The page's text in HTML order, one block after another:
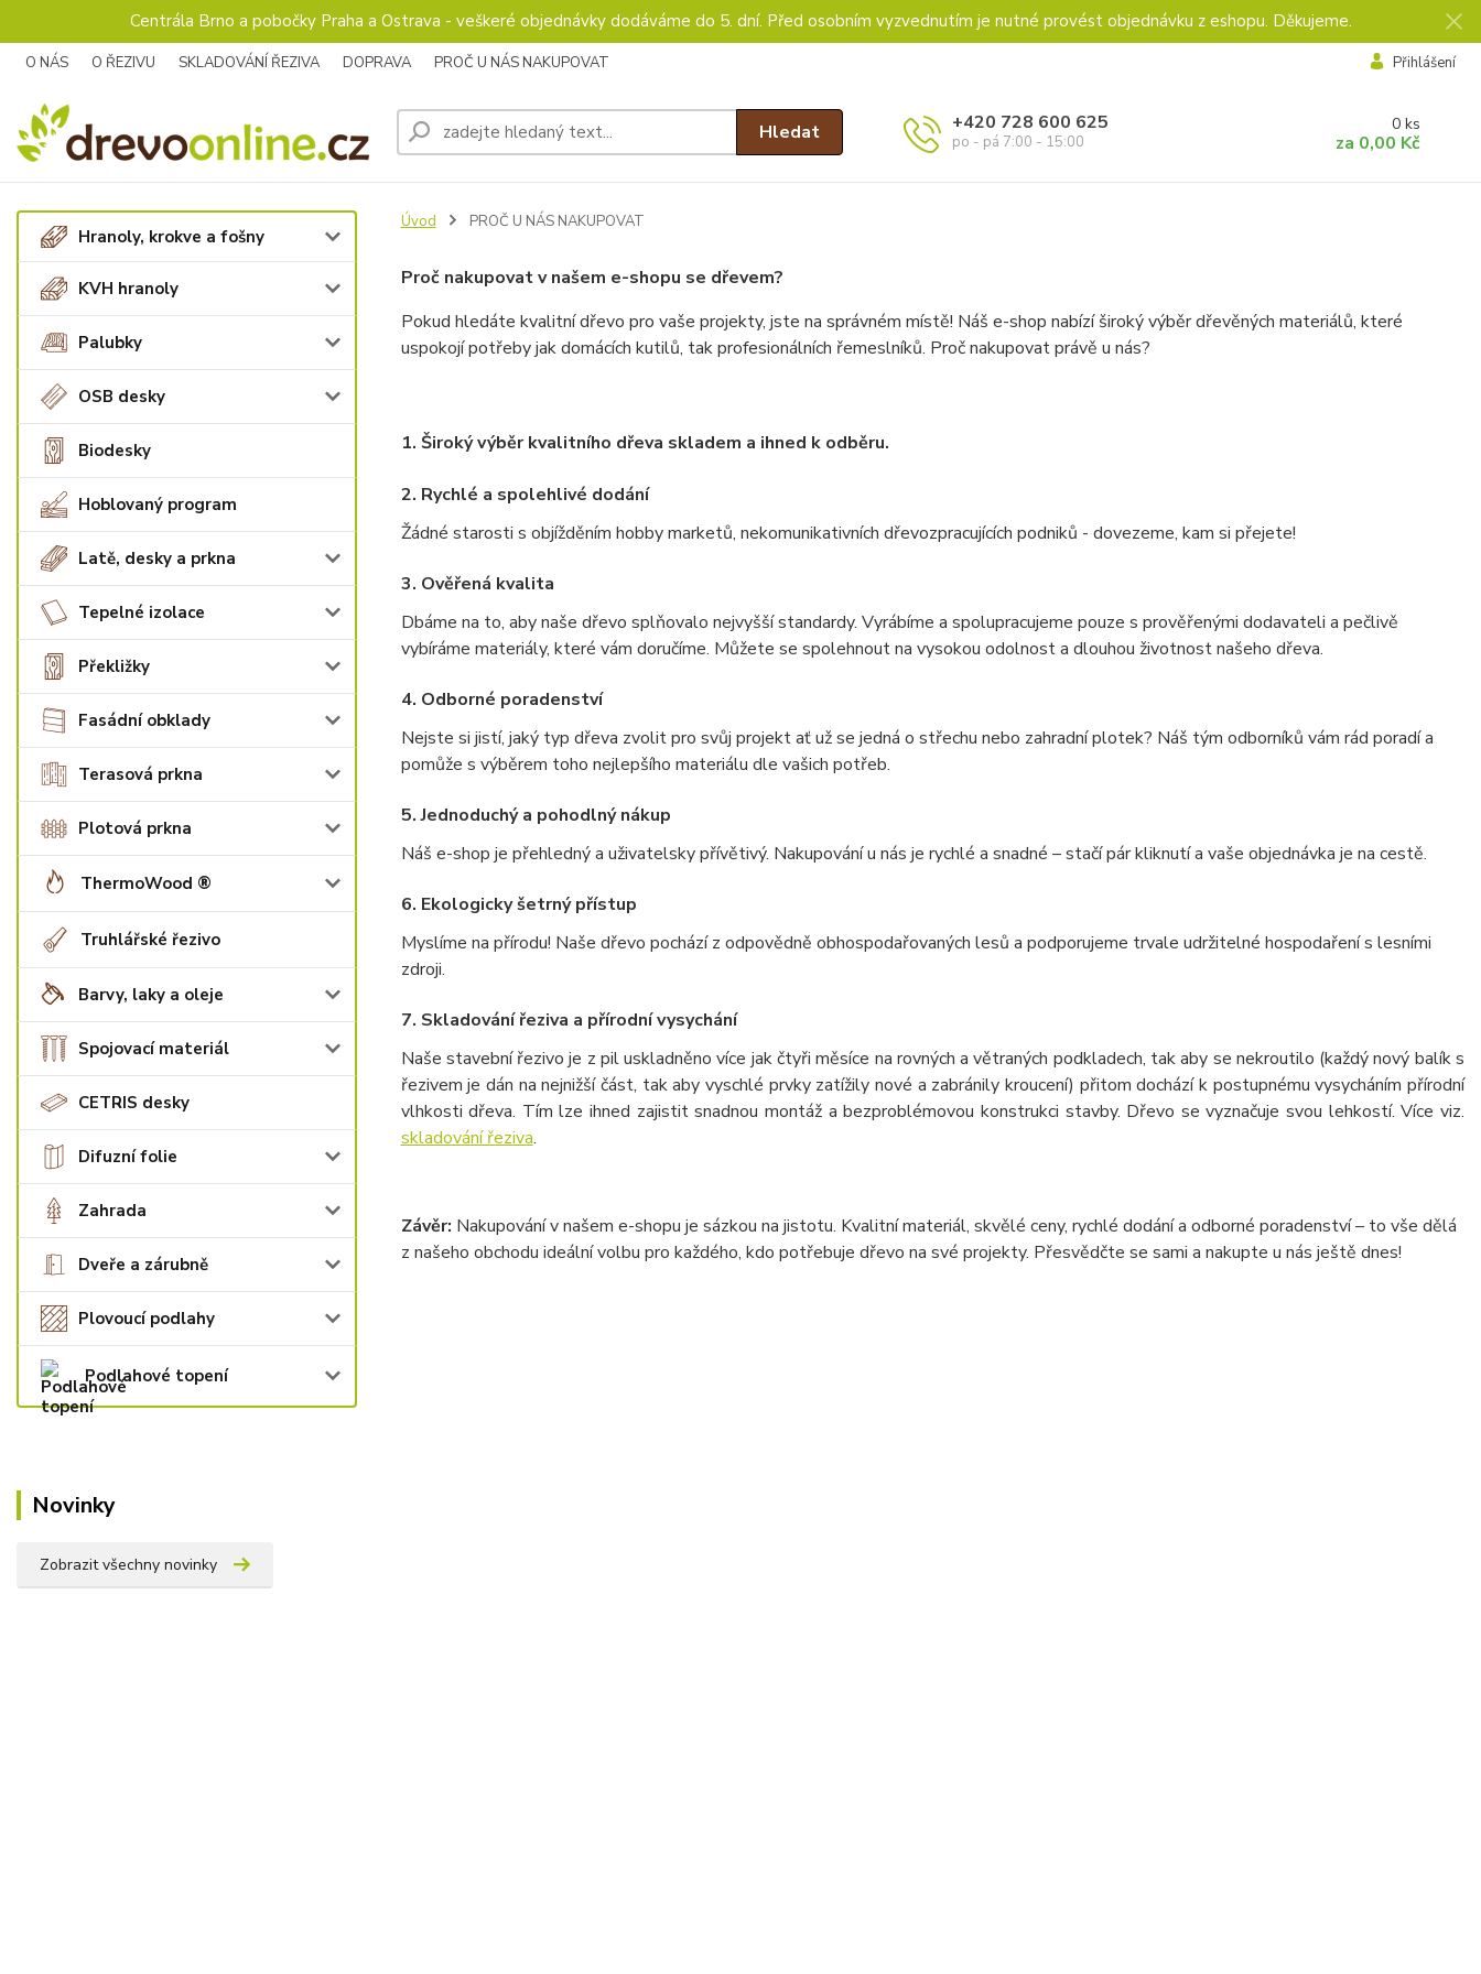
Centrála Brno a pobočky Praha a Ostrava - veškeré objednávky dodáváme do 5. dní. Před osobním vyzvednutím je nutné provést objednávku z eshopu. Děkujeme.
O NÁS O ŘEZIVU SKLADOVÁNÍ ŘEZIVA DOPRAVA PROČ U NÁS NAKUPOVAT Přihlášení
Hledat +420 728 600 625
po - pá 7:00 - 15:00
0 ks
za 0,00 Kč
Hranoly, krokve a fošny
KVH hranoly
Palubky
OSB desky
Biodesky
Hoblovaný program
Latě, desky a prkna
Tepelné izolace
Překližky
Fasádní obklady
Terasová prkna
Plotová prkna
ThermoWood ®
Truhlářské řezivo
Barvy, laky a oleje
Spojovací materiál
CETRIS desky
Difuzní folie
Zahrada
Dveře a zárubně
Plovoucí podlahy
Podlahové topení
Novinky
Zobrazit všechny novinky
Úvod PROČ U NÁS NAKUPOVAT
Proč nakupovat v našem e-shopu se dřevem?
Pokud hledáte kvalitní dřevo pro vaše projekty, jste na správném místě! Náš e-shop nabízí široký výběr dřevěných materiálů, které
uspokojí potřeby jak domácích kutilů, tak profesionálních řemeslníků. Proč nakupovat právě u nás?
1. Široký výběr kvalitního dřeva skladem a ihned k odběru.
2. Rychlé a spolehlivé dodání
Žádné starosti s objížděním hobby marketů, nekomunikativních dřevozpracujících podniků - dovezeme, kam si přejete!
3. Ověřená kvalita
Dbáme na to, aby naše dřevo splňovalo nejvyšší standardy. Vyrábíme a spolupracujeme pouze s prověřenými dodavateli a pečlivě
vybíráme materiály, které vám doručíme. Můžete se spolehnout na vysokou odolnost a dlouhou životnost našeho dřeva.
4. Odborné poradenství
Nejste si jistí, jaký typ dřeva zvolit pro svůj projekt ať už se jedná o střechu nebo zahradní plotek? Náš tým odborníků vám rád poradí a
pomůže s výběrem toho nejlepšího materiálu dle vašich potřeb.
5.Jednoduchý a pohodlný nákup
Náš e-shop je přehledný a uživatelsky přívětivý. Nakupování u nás je rychlé a snadné – stačí pár kliknutí a vaše objednávka je na cestě.
6. Ekologicky šetrný přístup
Myslíme na přírodu! Naše dřevo pochází z odpovědně obhospodařovaných lesů a podporujeme trvale udržitelné hospodaření s lesními
zdroji.
7. Skladování řeziva a přírodní vysychání
Naše stavební řezivo je z pil uskladněno více jak čtyři měsíce na rovných a větraných podkladech, tak aby se nekroutilo (každý nový balík s
řezivem je dán na nejnižší část, tak aby vyschlé prvky zatížily nové a zabránily kroucení) přitom dochází k postupnému vysycháním přírodní
vlhkosti dřeva. Tím lze ihned zajistit snadnou montáž a bezproblémovou konstrukci stavby. Dřevo se vyznačuje svou lehkostí. Více viz.
skladování řeziva.
Závěr: Nakupování v našem e-shopu je sázkou na jistotu. Kvalitní materiál, skvělé ceny, rychlé dodání a odborné poradenství – to vše dělá
z našeho obchodu ideální volbu pro každého, kdo potřebuje dřevo na své projekty. Přesvědčte se sami a nakupte u nás ještě dnes!